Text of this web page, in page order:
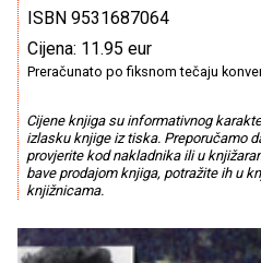
ISBN 9531687064
Cijena: 11.95 eur
Preračunato po fiksnom tečaju
Cijene knjiga su informativnog
izlasku knjige iz tiska. Preporučamo
provjerite kod nakladnika ili u
bave prodajom knjiga, potražite ih u
knjižnicama.